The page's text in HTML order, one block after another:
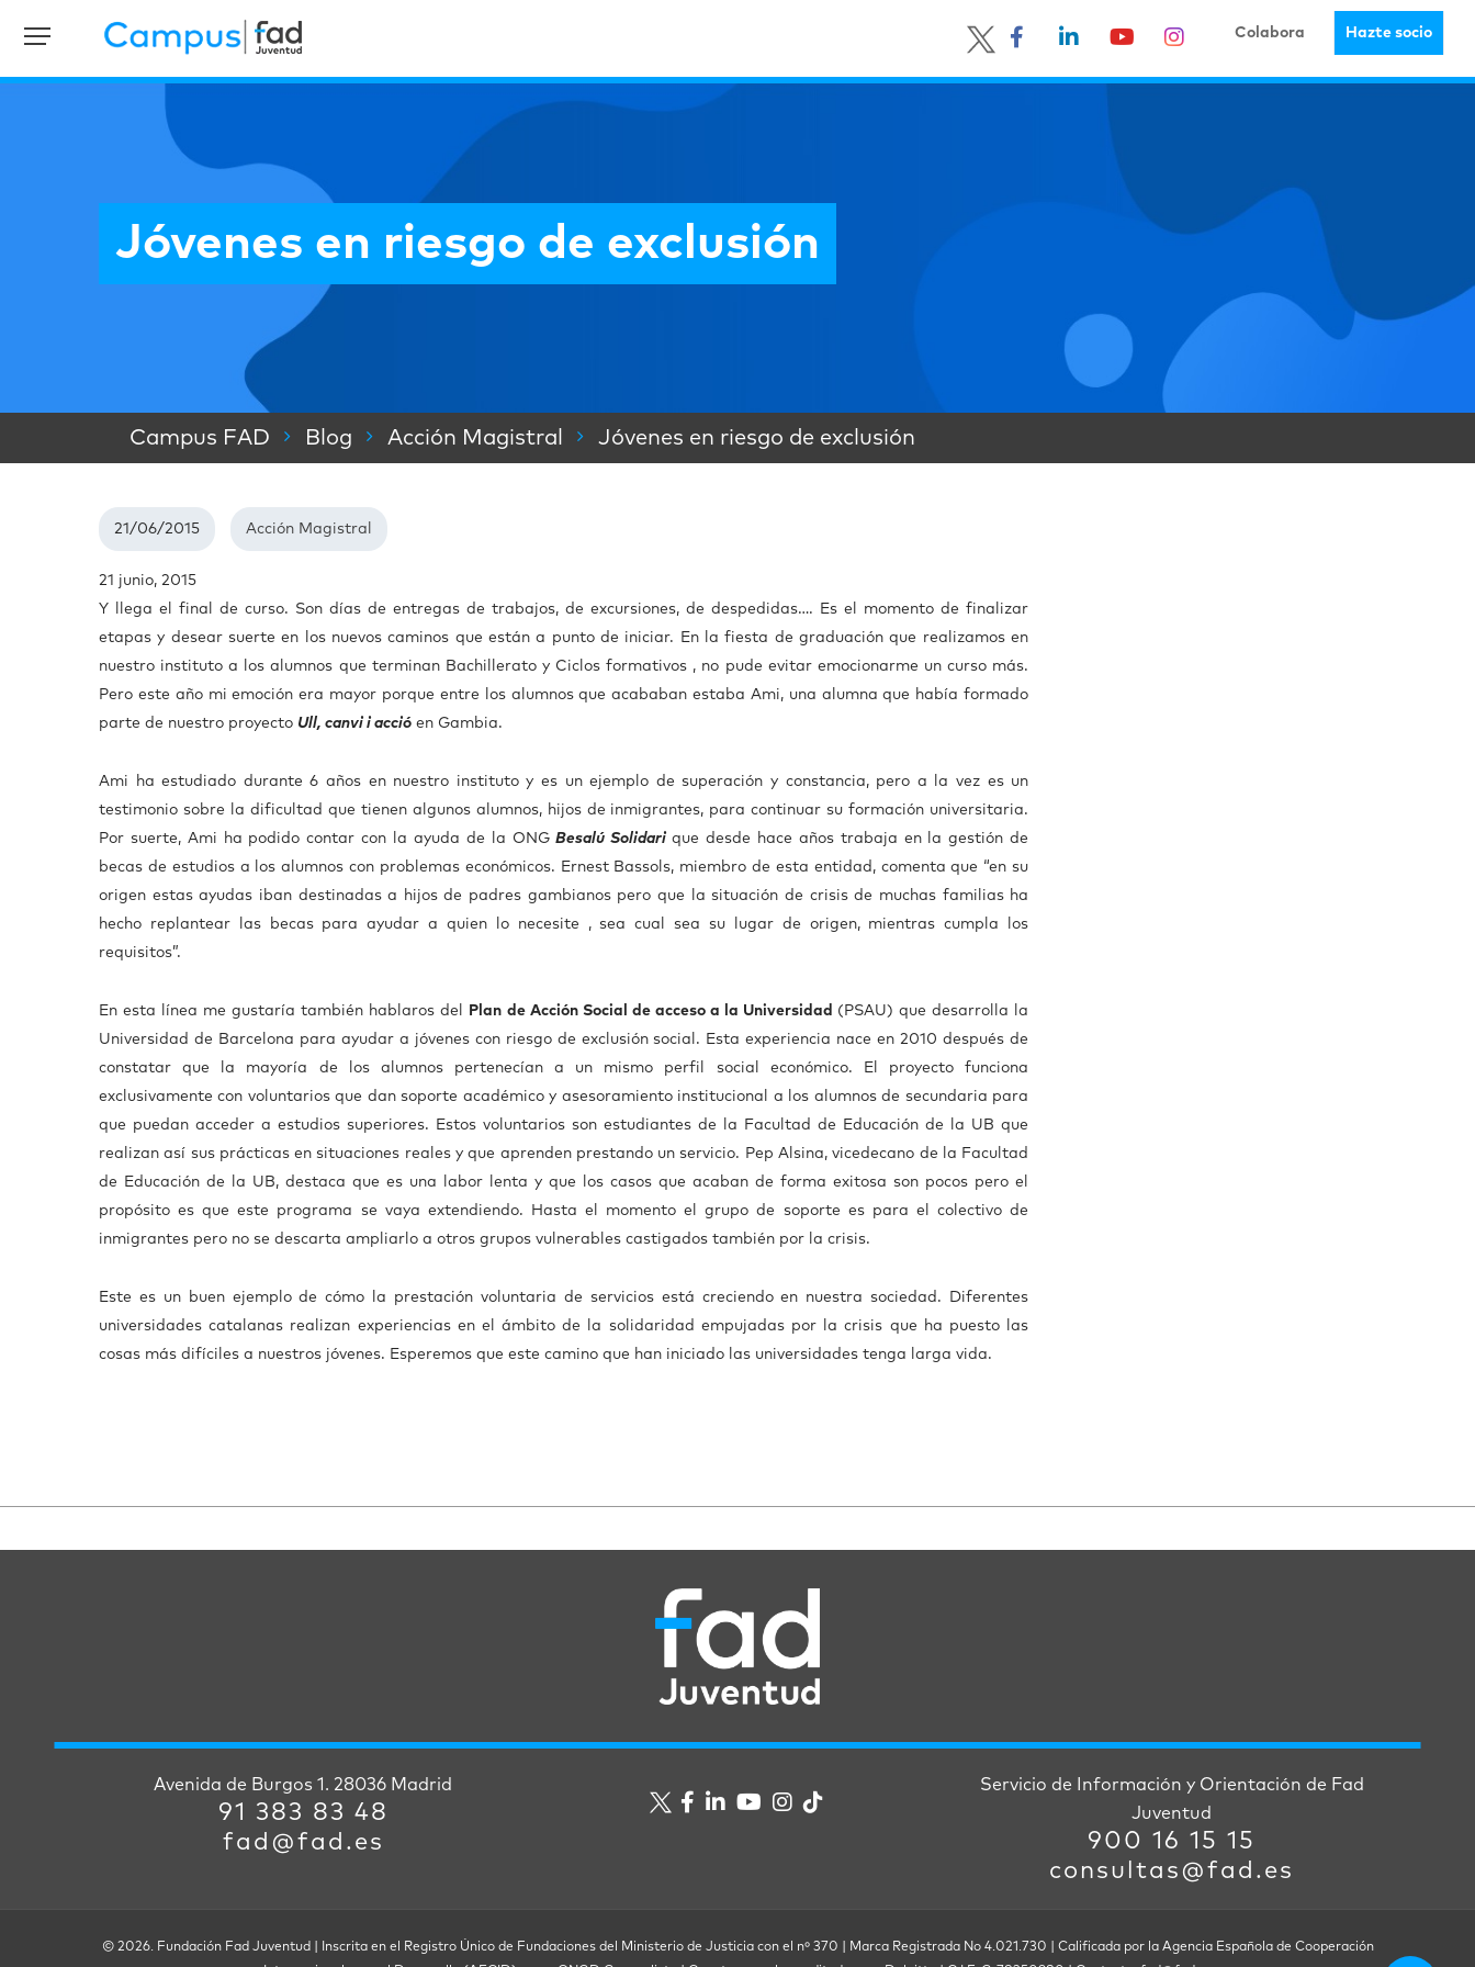
Colabora Hazte socio
Jóvenes en riesgo de exclusión
Campus FAD Blog Acción Magistral Jóvenes en riesgo de exclusión
21/06/2015 Acción Magistral
21 junio, 2015
Y llega el final de curso. Son días de entregas de trabajos, de excursiones, de despedidas…. Es el momento de finalizar
etapas y desear suerte en los nuevos caminos que están a punto de iniciar. En la fiesta de graduación que realizamos en
nuestro instituto a los alumnos que terminan Bachillerato y Ciclos formativos , no pude evitar emocionarme un curso más.
Pero este año mi emoción era mayor porque entre los alumnos que acababan estaba Ami, una alumna que había formado
parte de nuestro proyecto Ull, canvi i acció en Gambia.
Ami ha estudiado durante 6 años en nuestro instituto y es un ejemplo de superación y constancia, pero a la vez es un
testimonio sobre la dificultad que tienen algunos alumnos, hijos de inmigrantes, para continuar su formación universitaria.
Por suerte, Ami ha podido contar con la ayuda de la ONGBesalú Solidarique desde hace años trabaja en la gestión de
becas de estudios a los alumnos con problemas económicos. Ernest Bassols, miembro de esta entidad, comenta que “en su
origen estas ayudas iban destinadas a hijos de padres gambianos pero que la situación de crisis de muchas familias ha
hecho replantear las becas para ayudar a quien lo necesite , sea cual sea su lugar de origen, mientras cumpla los
requisitos”.
En esta línea me gustaría también hablaros del Plan de Acción Social de acceso a la Universidad (PSAU) que desarrolla la
Universidad de Barcelona para ayudar a jóvenes con riesgo de exclusión social. Esta experiencia nace en 2010 después de
constatar que la mayoría de los alumnos pertenecían a un mismo perfil social económico. El proyecto funciona
exclusivamente con voluntarios que dan soporte académico y asesoramiento institucional a los alumnos de secundaria para
que puedan acceder a estudios superiores. Estos voluntarios son estudiantes de la Facultad de Educación de la UB que
realizan así sus prácticas en situaciones reales y que aprenden prestando un servicio. Pep Alsina, vicedecano de la Facultad
de Educación de la UB, destaca que es una labor lenta y que los casos que acaban de forma exitosa son pocos pero el
propósito es que este programa se vaya extendiendo. Hasta el momento el grupo de soporte es para el colectivo de
inmigrantes pero no se descarta ampliarlo a otros grupos vulnerables castigados también por la crisis.
Este es un buen ejemplo de cómo la prestación voluntaria de servicios está creciendo en nuestra sociedad. Diferentes
universidades catalanas realizan experiencias en el ámbito de la solidaridad empujadas por la crisis que ha puesto las
cosas más difíciles a nuestros jóvenes. Esperemos que este camino que han iniciado las universidades tenga larga vida.
Avenida de Burgos 1. 28036 Madrid
91 383 83 48
fad@fad.es
Servicio de Información y Orientación de Fad
Juventud
900 16 15 15
consultas@fad.es
© 2026. Fundación Fad Juventud | Inscrita en el Registro Único de Fundaciones del Ministerio de Justicia con el nº 370 | Marca Registrada No 4.021.730 | Calificada por la Agencia Española de Cooperación